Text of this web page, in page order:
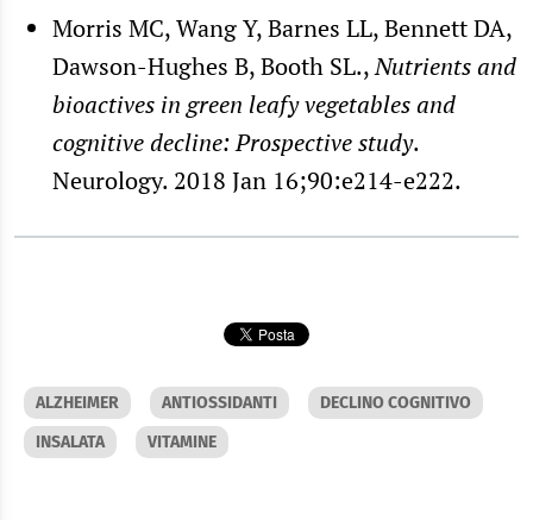
Morris MC, Wang Y, Barnes LL, Bennett DA,
Dawson-Hughes B, Booth SL.,Nutrients and
bioactives in green leafy vegetables and
cognitive decline: Prospective study.
Neurology. 2018 Jan 16;90:e214-e222.
ALZHEIMER ANTIOSSIDANTI
DECLINO COGNITIVO
INSALATA
VITAMINE